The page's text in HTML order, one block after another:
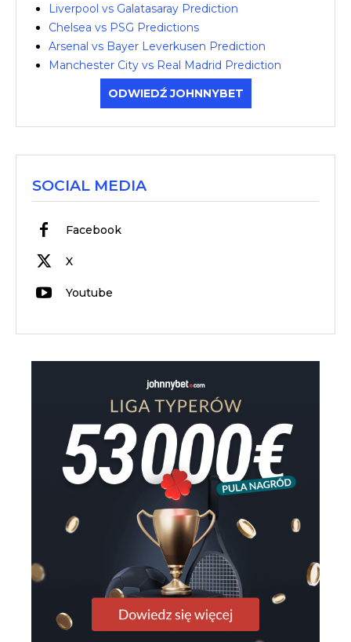
Liverpool vs Galatasaray Prediction
Chelsea vs PSG Predictions
Arsenal vs Bayer Leverkusen Prediction
Manchester City vs Real Madrid Prediction
ODWIEDŹ JOHNNYBET
SOCIAL MEDIA
Facebook
X
Youtube